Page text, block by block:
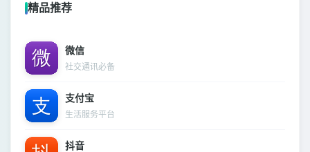
精品推荐
微信
社交通讯必备
支付宝
生活服务平台
抖音